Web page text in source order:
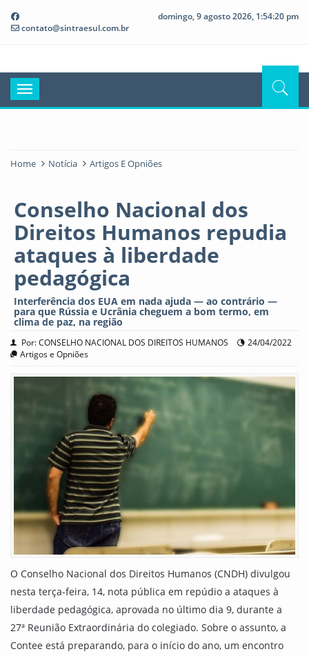
contato@sintraesul.com.br
domingo, 9 agosto 2026, 1:54:20 pm
Toggle
navigation
Home Notícia Artigos E Opniões
Conselho Nacional dos
Direitos Humanos repudia
ataques à liberdade
pedagógica
Interferência dos EUA em nada ajuda — ao contrário —
para que Rússia e Ucrânia cheguem a bom termo, em
clima de paz, na região
Por: CONSELHO NACIONAL DOS DIREITOS HUMANOS
24/04/2022
Artigos e Opniões
O Conselho Nacional dos Direitos Humanos (CNDH) divulgou
nesta terça-feira, 14, nota pública em repúdio a ataques à
liberdade pedagógica, aprovada no último dia 9, durante a
27ª Reunião Extraordinária do colegiado. Sobre o assunto, a
Contee está preparando, para o início do ano, um encontro